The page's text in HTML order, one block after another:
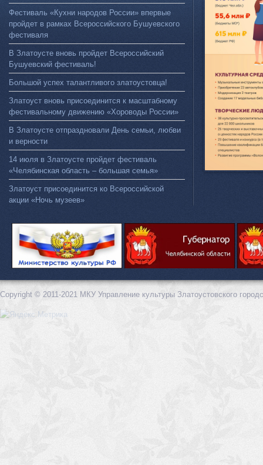
Фестиваль «Кухни народов России» впервые
пройдет в рамках Всероссийского Бушуевского
фестиваля
В Златоусте вновь пройдет Всероссийский
Бушуевский фестиваль!
Большой успех талантливого златоустовца!
Златоуст вновь присоединится к масштабному
фестивальному движению «Хороводы России»
В Златоусте отпраздновали День семьи, любви
и верности
14 июля в Златоусте пройдет фестиваль
«Челябинская область – большая семья»
Златоуст присоединится ко Всероссийской
акции «Ночь музеев»
Copyright © 2011-2021 МКУ Управление культуры Златоустовского